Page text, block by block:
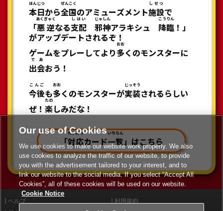
本日
ほんじつ
から全国
ぜんこく
のアミューズメント施設
しせつ
で
「悪逆
あくぎゃく
なる支配
しはい
邪神
じゃしん
アラキシュ 降臨
こうりん
！」
がアップデートされるぞ！
ゲームをプレーしてより多
おお
くのモンスターに
出会
であ
おう！
今後
こんご
も多
おお
くのモンスターが実装
じっそう
されるらしい
ぜ！ 楽
たの
しみだな！
「対応
たいおう
カード一覧
いちらん
」はこちら
ヘルプ
利用規約
Our use of Cookies
We use cookies to make our website work properly. We also
use cookies to analyze the traffic of our website, to provide
you with the advertisement tailored to your interest, and to
link our website to the social media. If you select “Accept All
Cookies”, all of these cookies will be used on our website.
Cookie Notice